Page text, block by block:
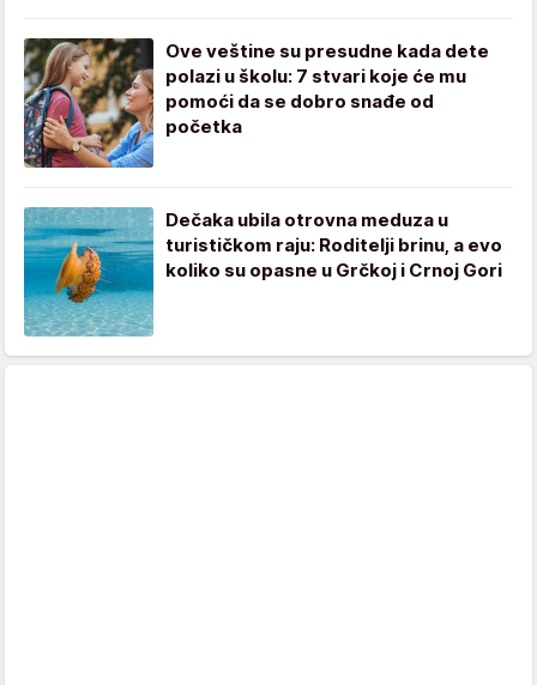
Ove veštine su presudne kada dete
polazi u školu: 7 stvari koje će mu
pomoći da se dobro snađe od
početka
Dečaka ubila otrovna meduza u
turističkom raju: Roditelji brinu, a evo
koliko su opasne u Grčkoj i Crnoj Gori